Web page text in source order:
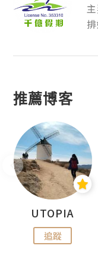
推薦博客
UTOPIA
追蹤